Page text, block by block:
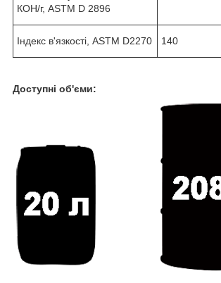
КОН/г, ASTM D 2896
Індекс в'язкості, ASTM D2270 140
Доступні об'єми: